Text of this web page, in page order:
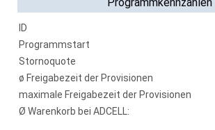
ID
Programmstart
Stornoquote
ø Freigabezeit der Provisionen
maximale Freigabezeit der Provisionen
Ø Warenkorb bei ADCELL: